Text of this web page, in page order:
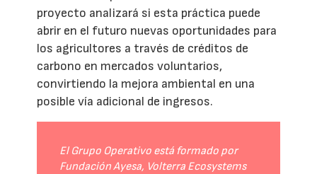
proyecto analizará si esta práctica puede
abrir en el futuro nuevas oportunidades para
los agricultores a través de créditos de
carbono en mercados voluntarios,
convirtiendo la mejora ambiental en una
posible vía adicional de ingresos.
El Grupo Operativo está formado por
Fundación Ayesa, Volterra Ecosystems